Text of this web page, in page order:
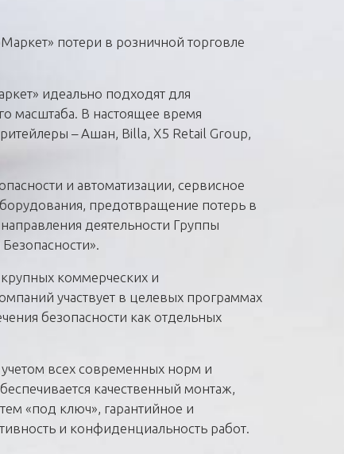
потери в розничной торговле
идеально подходят для
масштаба. В настоящее время
– Ашан, Billa, X5 Retail Group,
и автоматизации, сервисное
предотвращение потерь в
деятельности Группы
коммерческих и
участвует в целевых программах
безопасности как отдельных
всех современных норм и
качественный монтаж,
«под ключ», гарантийное и
и конфиденциальность работ.